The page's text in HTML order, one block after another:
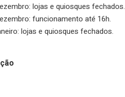
lojas e quiosques fechados.
funcionamento até 16h.
lojas e quiosques fechados.